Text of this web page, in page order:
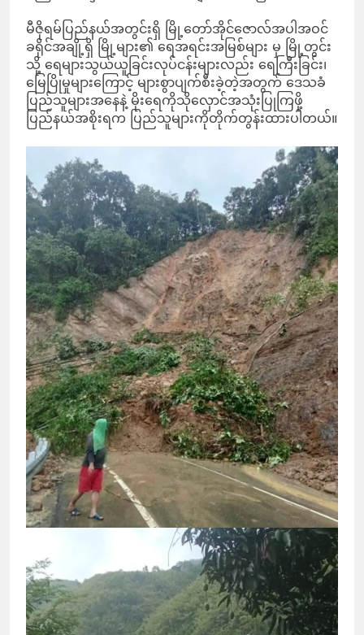
မီဇိုရမ်ပြည်နယ်အတွင်းရှိ မြို့တော်အိုင်ဇောလ်အပါအဝင်
ခရိုင်အချို့ရှိ မြို့များ၏ ရေအရင်းအမြစ်များ မှ မြို့တွင်း
သို့ ရေများသွယ်ယူခြင်းလုပ်ငန်းများလည်း ရေကြီးခြင်း၊
မြေပြိုမှုများကြောင့် များစွာပျက်စီးခဲ့တဲ့အတွက် ဒေသခံ
ပြည်သူများအနေနဲ့ မိုးရေကိုသိုလှောင်အသုံးပြုကြဖို့
ပြည်နယ်အစိုးရက ပြည်သူများကိုတိုက်တွန်းထားပါတယ်။